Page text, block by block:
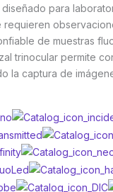
diseñado para
requieren
de muestras
trinocular permite
la captura de